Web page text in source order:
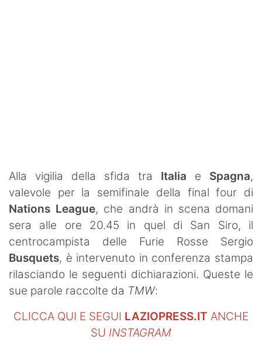
Alla vigilia della sfida tra Italia e Spagna,
valevole per la semifinale della final four di
Nations League, che andrà in scena domani
sera alle ore 20.45 in quel di San Siro, il
centrocampista delle Furie Rosse Sergio
Busquets, è intervenuto in conferenza stampa
rilasciando le seguenti dichiarazioni. Queste le
sue parole raccolte da TMW:
CLICCA QUI E SEGUI LAZIOPRESS.IT ANCHE
SU INSTAGRAM